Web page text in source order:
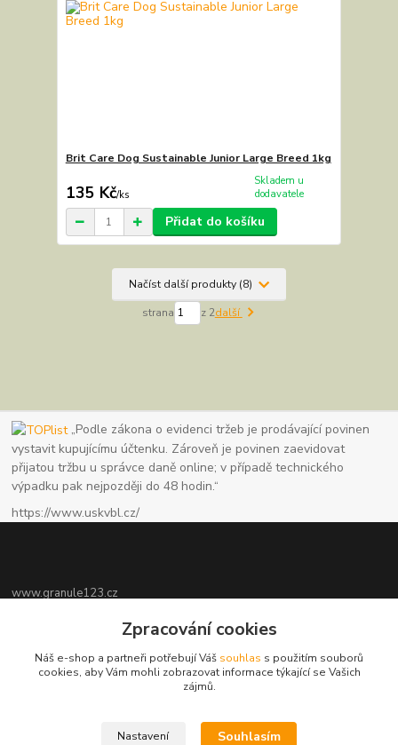
Brit Care Dog Sustainable Junior Large Breed 1kg
135 Kč/ks
Skladem u
dodavatele
Přidat do košíku
Načíst další produkty (8)
strana z 2další
„Podle zákona o evidenci tržeb je prodávající povinen
vystavit kupujícímu účtenku. Zároveň je povinen zaevidovat
přijatou tržbu u správce daně online; v případě technického
výpadku pak nejpozději do 48 hodin.“
https://www.uskvbl.cz/
www.granule123.cz
+420775964988
Ut - Pá 8:30 - 16:30, So 8:30 - 11:00
Zpracování cookies
Náš e-shop a partneři potřebují Váš souhlas s použitím souborů
cookies, aby Vám mohli zobrazovat informace týkající se Vašich
zájmů.
Nastavení Souhlasím